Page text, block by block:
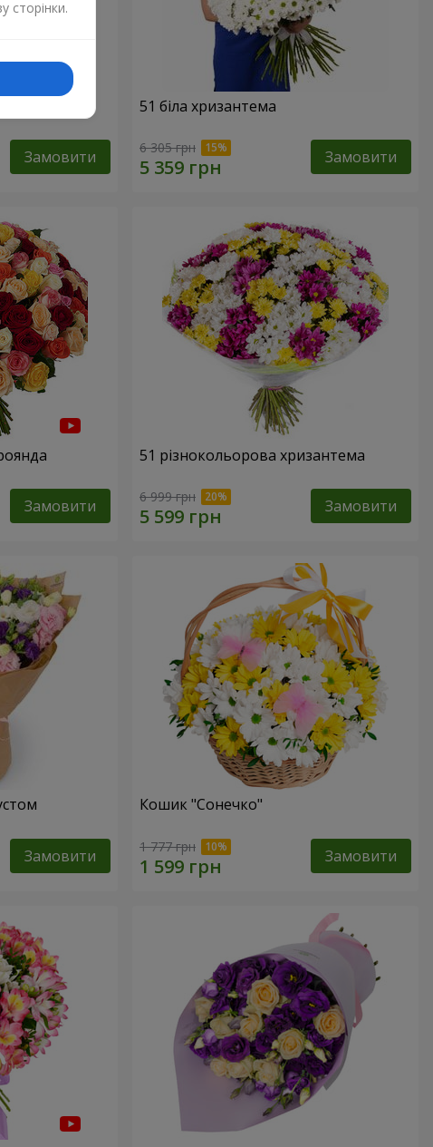
Замовити
51 біла хризантема
6 305 грн Замовити
Замовити
51 різнокольорова хризантема
6 999 грн Замовити
Замовити
Кошик "Сонечко"
1 777 грн Замовити
сторінки.